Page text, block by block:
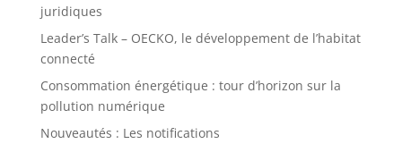
juridiques
Leader’s Talk – OECKO, le développement de l’habitat
connecté
Consommation énergétique : tour d’horizon sur la
pollution numérique
Nouveautés : Les notifications